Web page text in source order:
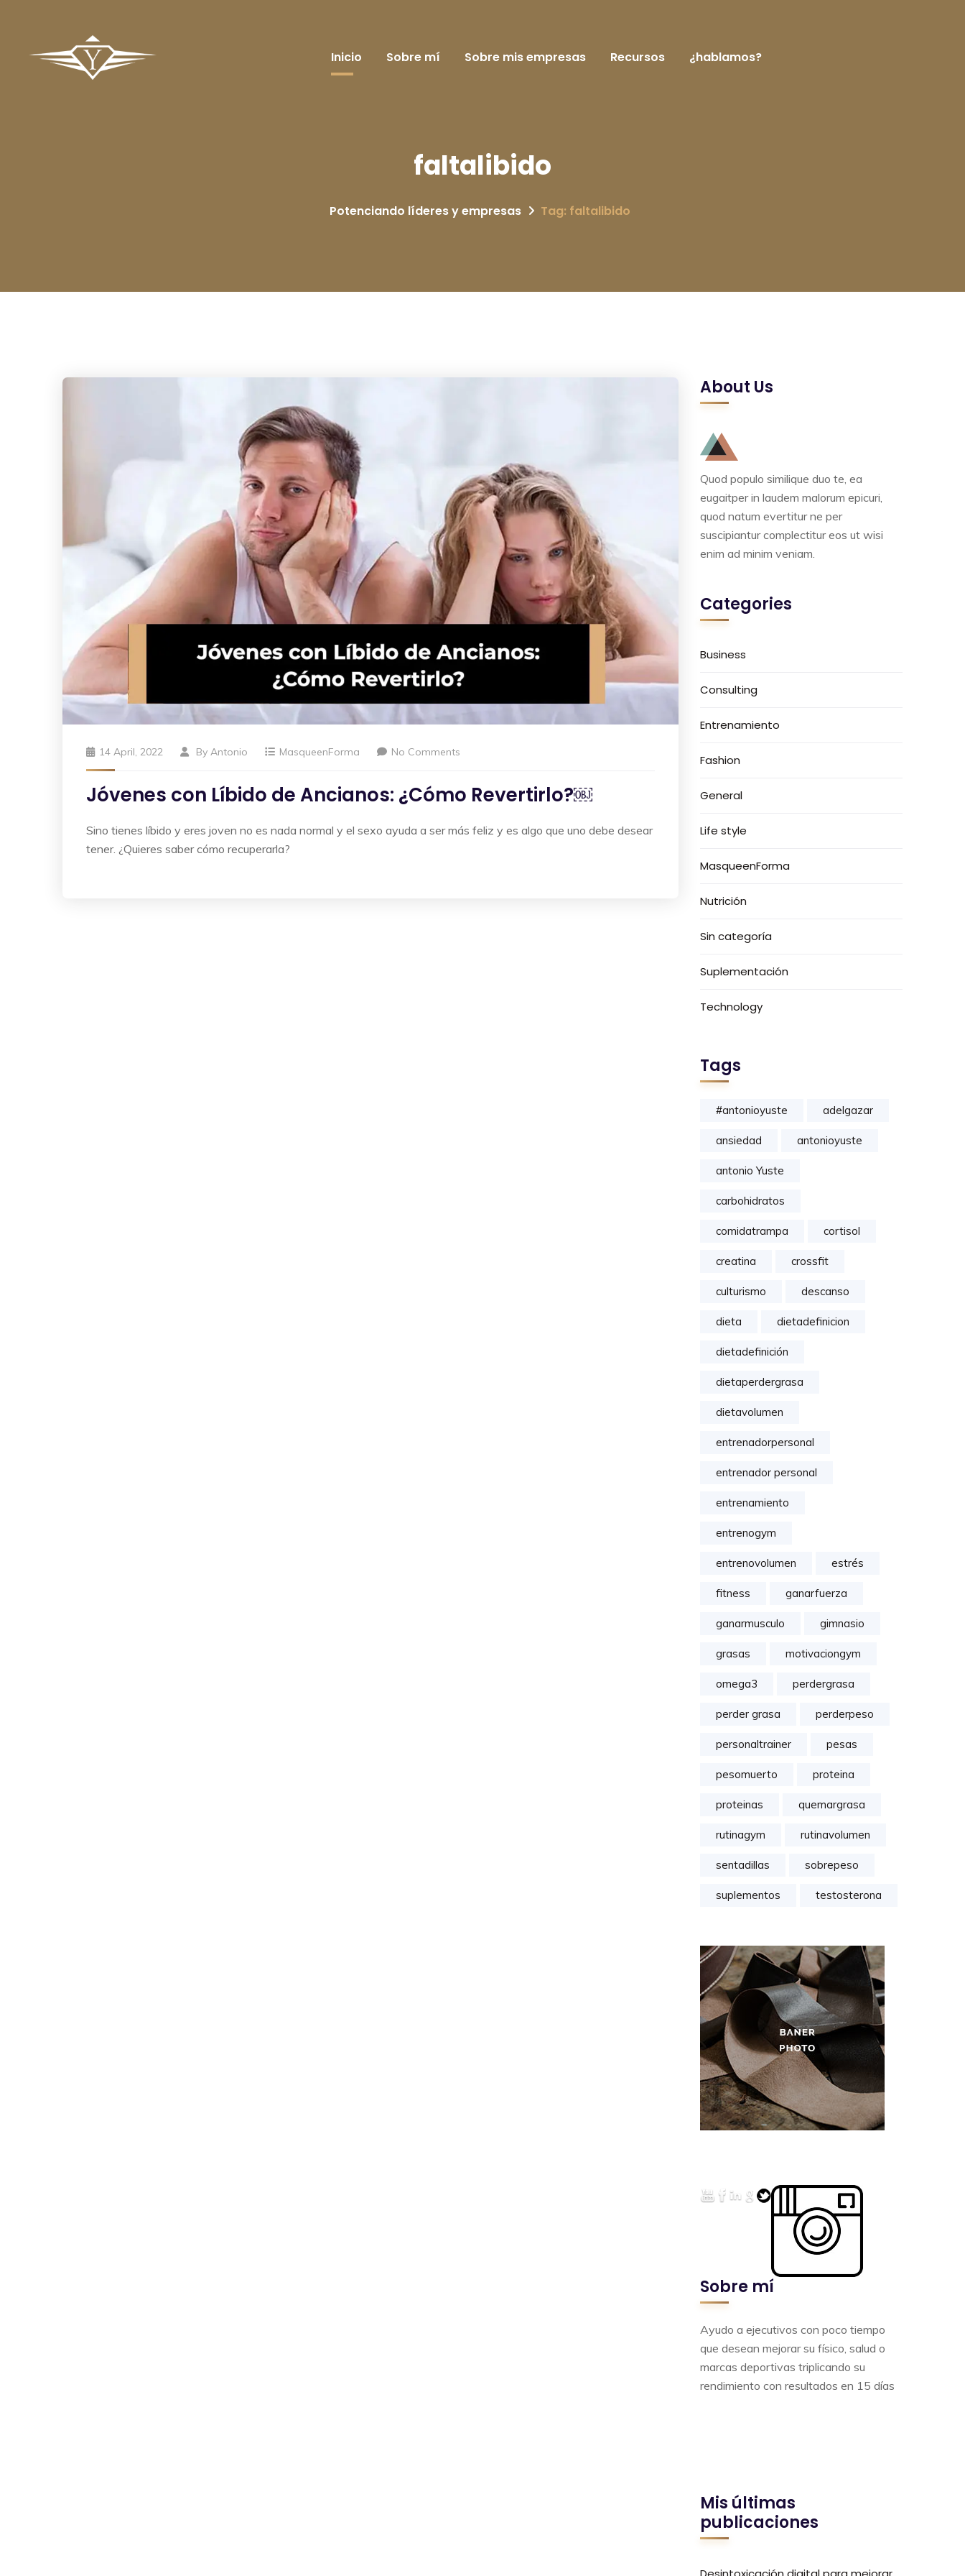
Inicio Sobre mí Sobre mis empresas Recursos ¿hablamos?
faltalibido
Potenciando líderes y empresas Tag: faltalibido
14 April, 2022 By Antonio MasqueenForma No Comments
Jóvenes con Líbido de Ancianos: ¿Cómo Revertirlo?￼
Sino tienes líbido y eres joven no es nada normal y el sexo ayuda a ser más feliz y es algo que uno debe desear
tener. ¿Quieres saber cómo recuperarla?
About Us
Quod populo similique duo te, ea
eugaitper in laudem malorum epicuri,
quod natum evertitur ne per
suscipiantur complectitur eos ut wisi
enim ad minim veniam.
Categories
Business
Consulting
Entrenamiento
Fashion
General
Life style
MasqueenForma
Nutrición
Sin categoría
Suplementación
Technology
Tags
#antonioyuste adelgazar
ansiedad antonioyuste
antonio Yuste
carbohidratos
comidatrampa cortisol
creatina crossfit
culturismo descanso
dieta dietadefinicion
dietadefinición
dietaperdergrasa
dietavolumen
entrenadorpersonal
entrenador personal
entrenamiento
entrenogym
entrenovolumen estrés
fitness ganarfuerza
ganarmusculo gimnasio
grasas motivaciongym
omega3 perdergrasa
perder grasa perderpeso
personaltrainer pesas
pesomuerto proteina
proteinas quemargrasa
rutinagym rutinavolumen
sentadillas sobrepeso
suplementos testosterona
Sobre mí
Ayudo a ejecutivos con poco tiempo
que desean mejorar su físico, salud o
marcas deportivas triplicando su
rendimiento con resultados en 15 días
Mis últimas
publicaciones